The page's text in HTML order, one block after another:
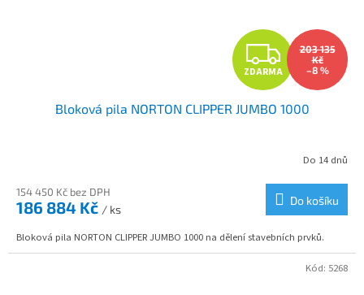
Z
D
A
M
A
ZDARMA
203 135
Kč
–8 %
Bloková pila NORTON CLIPPER JUMBO 1000
Do 14 dnů
154 450 Kč bez DPH
186 884 Kč / ks
Do košíku
Bloková pila NORTON CLIPPER JUMBO 1000 na dělení stavebních prvků.
Kód: 5268